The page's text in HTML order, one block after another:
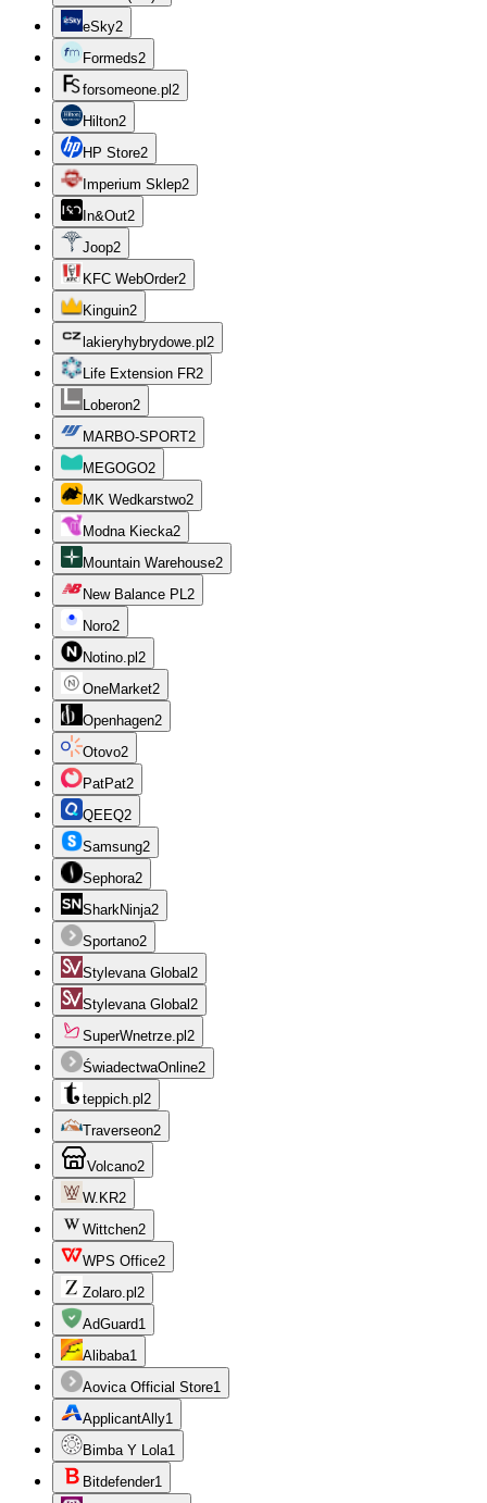
eSky2
Formeds2
forsomeone.pl 2
Hilton2
HP Store2
Imperium Sklep2
In&Out2
Joop2
KFC WebOrder2
Kinguin2
lakieryhybrydowe.pl 2
Life Extension FR2
Loberon2
MARBO-SPORT2
MEGOGO2
MK Wedkarstwo2
Modna Kiecka2
Mountain Warehouse2
New Balance PL 2
Noro2
Notino.pl 2
OneMarket2
Openhagen2
Otovo2
PatPat2
QEEQ2
Samsung2
Sephora2
SharkNinja2
Sportano2
Stylevana Global 2
Stylevana Global 2
SuperWnetrze.pl 2
ŚwiadectwaOnline2
teppich.pl 2
Traverseon2
Volcano2
W.KR2
Wittchen2
WPS Office2
Zolaro.pl 2
AdGuard1
Alibaba1
Aovica Official Store1
ApplicantAlly1
Bimba Y Lola1
Bitdefender1